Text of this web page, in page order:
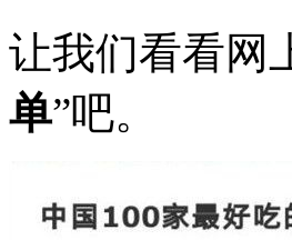
让我们看看网
单”吧。